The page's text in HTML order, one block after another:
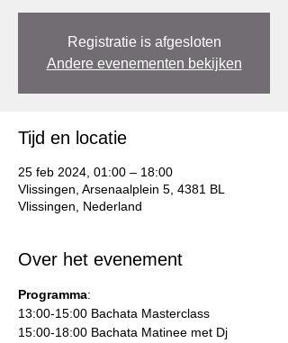
Registratie is afgesloten
Andere evenementen bekijken
Tijd en locatie
25 feb 2024, 01:00 – 18:00
Vlissingen, Arsenaalplein 5, 4381 BL
Vlissingen, Nederland
Over het evenement
Programma:
13:00-15:00 Bachata Masterclass
15:00-18:00 Bachata Matinee met Dj